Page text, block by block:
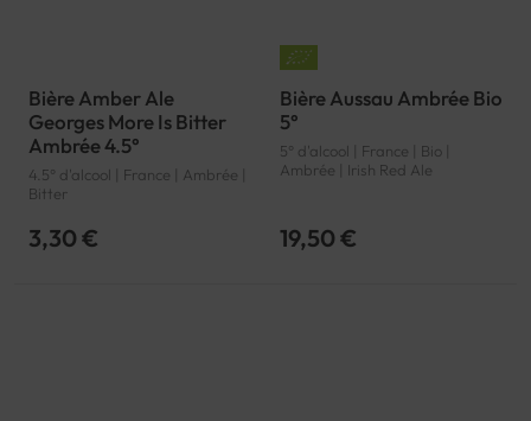
Bière Amber Ale
Georges More Is Bitter
Ambrée 4.5°
4.5° d'alcool | France | Ambrée |
Bitter
3,30 €
Bière Aussau Ambrée Bio
5°
5° d'alcool | France | Bio |
Ambrée | Irish Red Ale
19,50 €